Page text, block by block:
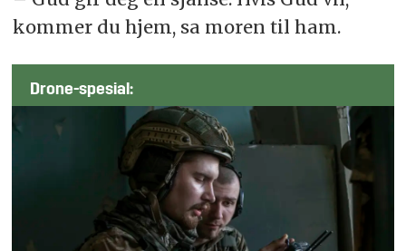
kommer du hjem, sa moren til ham.
Drone-spesial: